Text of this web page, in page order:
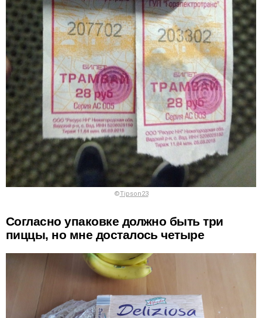
©Tipson23
Согласно упаковке должно быть три
пиццы, но мне досталось четыре